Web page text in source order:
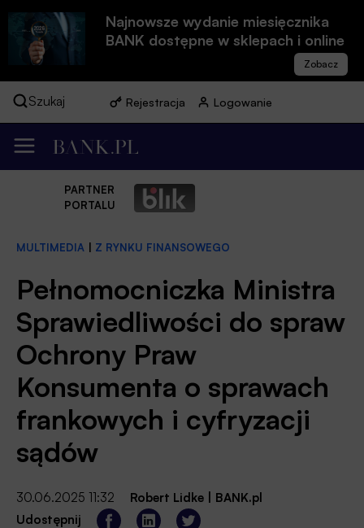
Najnowsze wydanie miesięcznika
BANK dostępne w sklepach i online
Szukaj Rejestracja Logowanie
PARTNER
PORTALU
MULTIMEDIA Z RYNKU FINANSOWEGO
Pełnomocniczka Ministra
Sprawiedliwości do spraw
Ochrony Praw
Konsumenta o sprawach
frankowych i cyfryzacji
sądów
30.06.2025 11:32 Robert Lidke
BANK.pl
Udostępnij